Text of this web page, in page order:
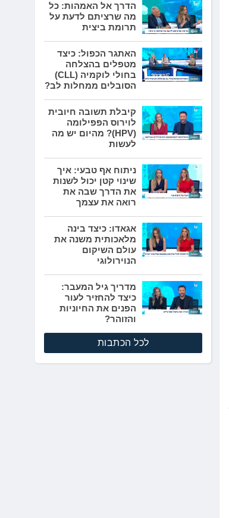
הדרך אל האמהות: כל
מה שרציתם לדעת על
תרומת ביצית
האתגר הכפול: כיצד
מטפלים בהצלחה
בחולי לוקמיה (CLL)
הסובלים ממחלות לב?
קיבלת תשובה חיובית
לוירוס הפפילומה
(HPV)? מהיום יש מה
לעשות
ניתוח אף טבעי: איך
שינוי קטן יכול לשנות
את הדרך שבה את
רואה את עצמך
אגאדו: כיצד בינה
מלאכותית משנה את
עולם השיקום
הנוירולוגי
מדריך גיל המעבר:
כיצד להחזיר לעור
הפנים את החיוניות
והזוהר?
לכל הכתבות